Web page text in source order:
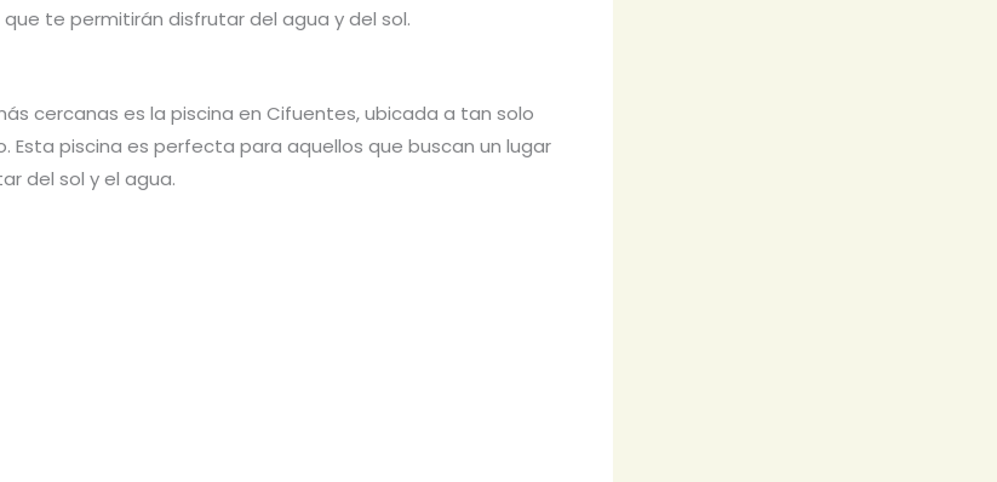
te permitirán disfrutar del agua y del sol.
cercanas es la piscina en Cifuentes, ubicada a tan solo
Esta piscina es perfecta para aquellos que buscan un lugar
del sol y el agua.